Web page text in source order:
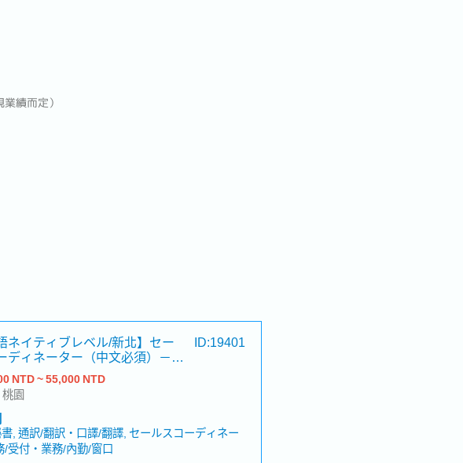
績而定）
ネイティブレベル/新北】セー
ディネーター（中文必須）－日
械メーカー
ID:19401
NTD ~ 55,000 NTD
園
, 通訳/翻訳・口譯/翻譯, セールスコーディネー
/受付・業務/內勤/窗口